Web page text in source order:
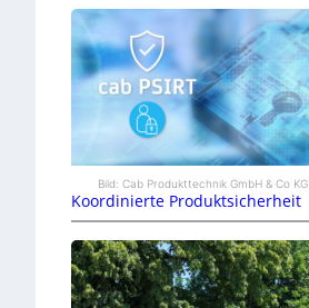
Bild: Cab Produkttechnik GmbH & Co KG
Koordinierte Produktsicherheit